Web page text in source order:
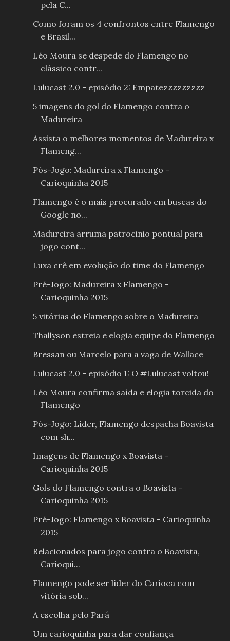
pela C...
Como foram os 4 confrontos entre Flamengo
e Brasil...
Léo Moura se despede do Flamengo no
clássico contr...
Lulucast 2.0 - episódio 2: Empatezzzzzzzzz
5 imagens do gol do Flamengo contra o
Madureira
Assista o melhores momentos de Madureira x
Flameng...
Pós-Jogo: Madureira x Flamengo -
Carioquinha 2015
Flamengo é o mais procurado em buscas do
Google no...
Madureira arruma patrocinio pontual para
jogo cont...
Luxa crê em evolução do time do Flamengo
Pré-Jogo: Madureira x Flamengo -
Carioquinha 2015
5 vitórias do Flamengo sobre o Madureira
Thallyson estreia e elogia equipe do Flamengo
Bressan ou Marcelo para a vaga de Wallace
Lulucast 2.0 - episódio 1: O #Lulucast voltou!
Léo Moura confirma saída e elogia torcida do
Flamengo
Pós-Jogo: Líder, Flamengo despacha Boavista
com sh...
Imagens de Flamengo x Boavista -
Carioquinha 2015
Gols do Flamengo contra o Boavista -
Carioquinha 2015
Pré-Jogo: Flamengo x Boavista - Carioquinha
2015
Relacionados para jogo contra o Boavista,
Carioqui...
Flamengo pode ser líder do Carioca com
vitória sob...
A escolha pelo Pará
Um carioquinha para dar confiança